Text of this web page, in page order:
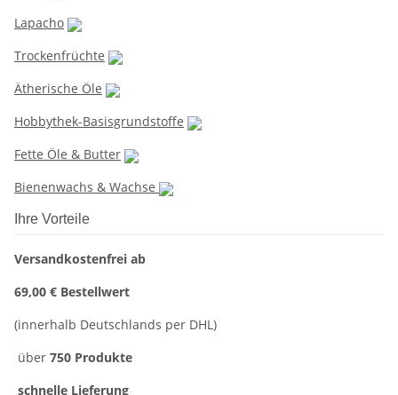
Lapacho
Trockenfrüchte
Ätherische Öle
Hobbythek-Basisgrundstoffe
Fette Öle & Butter
Bienenwachs & Wachse
Ihre Vorteile
Versandkostenfrei ab
69,00 € Bestellwert
(innerhalb Deutschlands per DHL)
über 750 Produkte
schnelle Lieferung